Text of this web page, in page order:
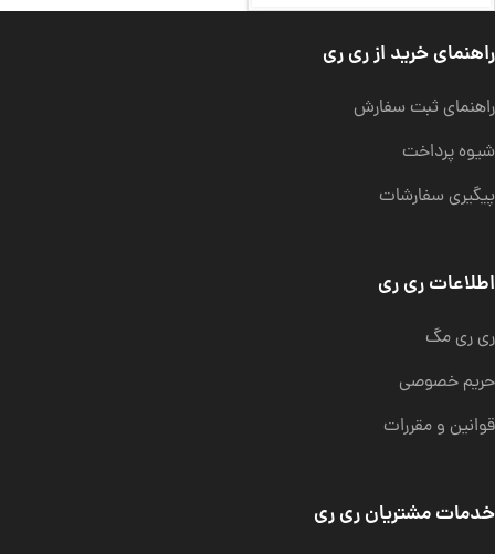
راهنمای خرید از ری ری
راهنمای ثبت سفارش
شیوه پرداخت
پیگیری سفارشات
اطلاعات ری ری
ری ری مگ
حریم خصوصی
قوانین و مقررات
خدمات مشتریان ری ری